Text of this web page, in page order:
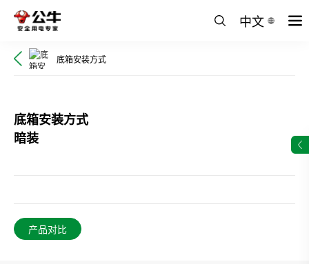
中文
底箱安装方式
底箱安装方式
暗装
产品对比